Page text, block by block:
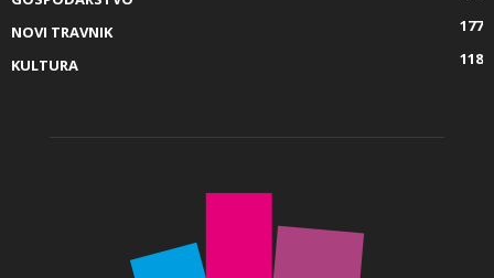
NOVI TRAVNIK
177
KULTURA
118